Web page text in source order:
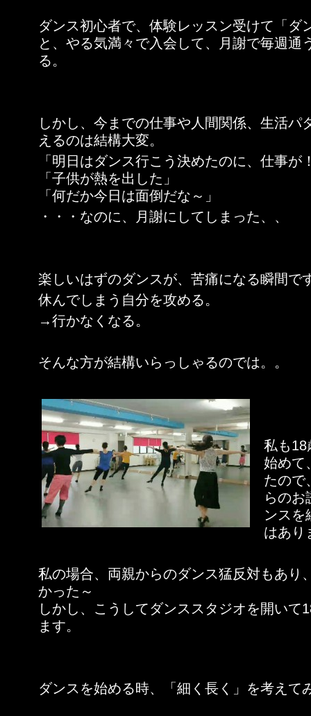
ダンス初心者で、体験レッスン受けて「ダ
と、やる気満々で入会して、月謝で毎週通
る。
しかし、今までの仕事や人間関係、生活パ
えるのは結構大変。
「明日はダンス行こう決めたのに、仕事が
「子供が熱を出した」
「何だか今日は面倒だな～」
・・・なのに、月謝にしてしまった、、
楽しいはずのダンスが、苦痛になる瞬間で
休んでしまう自分を攻める。
→行かなくなる。
そんな方が結構いらっしゃるのでは。。
私も18
始めて
たので
らのお
ンスを
はあり
私の場合、両親からのダンス猛反対もあり
かった～
しかし、こうしてダンススタジオを開いて
ます。
ダンスを始める時、「細く長く」を考えて